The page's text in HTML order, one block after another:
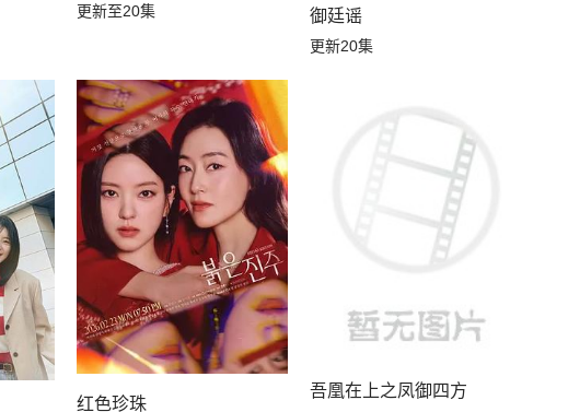
更新至20集 御廷谣
更新20集
红色珍珠
吾凰在上之凤御四方